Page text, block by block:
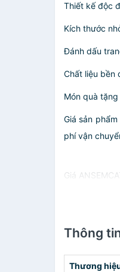
Thiết kế độc
Kích thước
Đánh dấu
Chất liệu bền
Món quà
Giá sản
phí vận
Giá
Thông
Thương